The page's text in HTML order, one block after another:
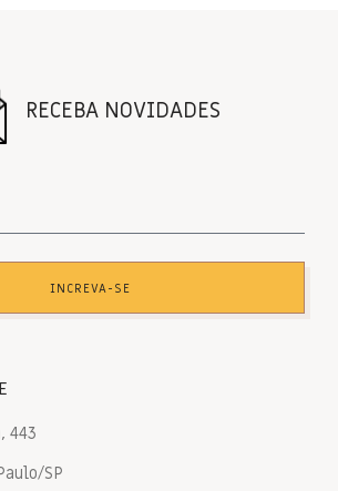
RECEBA NOVIDADES
INCREVA-SE
443
SP